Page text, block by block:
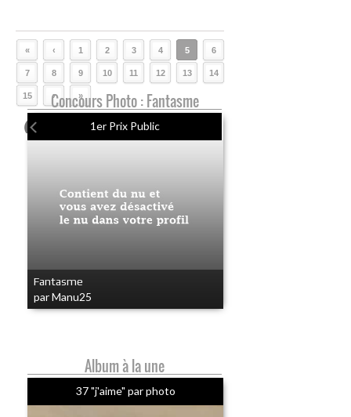
« ‹ 1 2 3 4 5 6
7 8 9 10 11 12 13 14
15 › »
Concours Photo : Fantasme
1er Prix Public
Fantasme
par Manu25
Album à la une
37 "j'aime" par photo